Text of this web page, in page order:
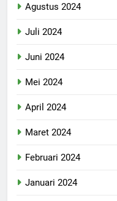
Agustus 2024
Juli 2024
Juni 2024
Mei 2024
April 2024
Maret 2024
Februari 2024
Januari 2024